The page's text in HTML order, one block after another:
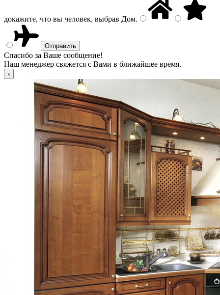
докажите, что вы человек, выбрав Дом.
Спасибо за Ваше сообщение!
Наш менеджер свяжется с Вами в ближайшее время.